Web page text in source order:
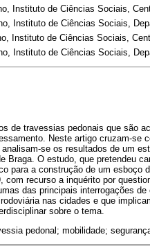
Instituto de Ciências Sociais,
Instituto de Ciências Sociais,
Instituto de Ciências Sociais,
Instituto de Ciências Sociais,
de travessias pedonais que são
Neste artigo cruzam-
se os resultados de um
Braga. O estudo, que pretendeu
para a construção de um esboço
com recurso a inquérito por
das principais interrogações
nas cidades e que
sobre o tema.
pedonal; mobilidade;